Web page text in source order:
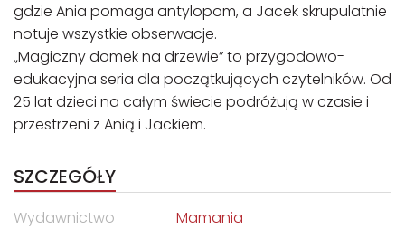
gdzie Ania pomaga antylopom, a Jacek skrupulatnie
notuje wszystkie obserwacje.
„Magiczny domek na drzewie” to przygodowo-
edukacyjna seria dla początkujących czytelników. Od
25 lat dzieci na całym świecie podróżują w czasie i
przestrzeni z Anią i Jackiem.
SZCZEGÓŁY
Wydawnictwo
Mamania